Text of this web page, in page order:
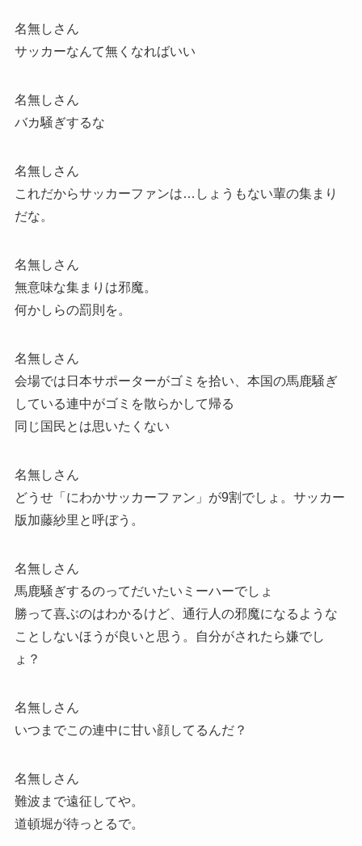
名無しさん
サッカーなんて無くなればいい
名無しさん
バカ騒ぎするな
名無しさん
これだからサッカーファンは…しょうもない輩の集まり
だな。
名無しさん
無意味な集まりは邪魔。
何かしらの罰則を。
名無しさん
会場では日本サポーターがゴミを拾い、本国の馬鹿騒ぎ
している連中がゴミを散らかして帰る
同じ国民とは思いたくない
名無しさん
どうせ「にわかサッカーファン」が9割でしょ。サッカー
版加藤紗里と呼ぼう。
名無しさん
馬鹿騒ぎするのってだいたいミーハーでしょ
勝って喜ぶのはわかるけど、通行人の邪魔になるような
ことしないほうが良いと思う。自分がされたら嫌でし
ょ？
名無しさん
いつまでこの連中に甘い顔してるんだ？
名無しさん
難波まで遠征してや。
道頓堀が待っとるで。